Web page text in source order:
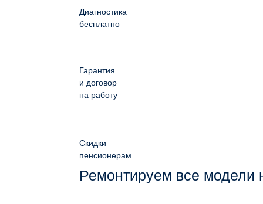
Диагностика
бесплатно
Гарантия
и договор
на работу
Скидки
пенсионерам
Ремонтируем все модели